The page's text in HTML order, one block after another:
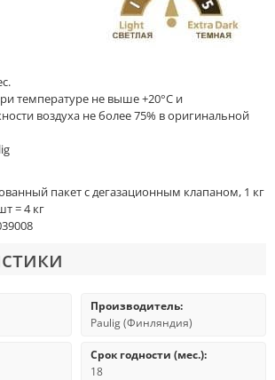
температуре не выше +20°C и
воздуха не более 75% в оригинальной
пакет с дегазационным клапаном, 1 кг
= 4 кг
Производитель:
Paulig (Финляндия)
Срок годности (мес.):
18